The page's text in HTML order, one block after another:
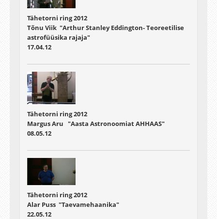
Tähetorni ring 2012
Tõnu Viik "Arthur Stanley Eddington- Teoreetilise
astrofüüsika rajaja"
17.04.12
Tähetorni ring 2012
Margus Aru "Aasta Astronoomiat AHHAAS"
08.05.12
Tähetorni ring 2012
Alar Puss "Taevamehaanika"
22.05.12